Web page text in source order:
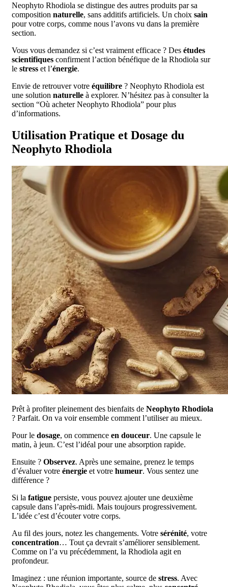
Neophyto Rhodiola se distingue des autres produits par sa
composition naturelle, sans additifs artificiels. Un choix sain
pour votre corps, comme nous l’avons vu dans la première
section.
Vous vous demandez si c’est vraiment efficace ? Des études
scientifiques confirment l’action bénéfique de la Rhodiola sur
le stress et l’énergie.
Envie de retrouver votre équilibre ? Neophyto Rhodiola est
une solution naturelle à explorer. N’hésitez pas à consulter la
section “Où acheter Neophyto Rhodiola” pour plus
d’informations.
Utilisation Pratique et Dosage du
Neophyto Rhodiola
Prêt à profiter pleinement des bienfaits de Neophyto Rhodiola
? Parfait. On va voir ensemble comment l’utiliser au mieux.
Pour le dosage, on commence en douceur. Une capsule le
matin, à jeun. C’est l’idéal pour une absorption rapide.
Ensuite ? Observez. Après une semaine, prenez le temps
d’évaluer votre énergie et votre humeur. Vous sentez une
différence ?
Si la fatigue persiste, vous pouvez ajouter une deuxième
capsule dans l’après-midi. Mais toujours progressivement.
L’idée c’est d’écouter votre corps.
Au fil des jours, notez les changements. Votre sérénité, votre
concentration… Tout ça devrait s’améliorer sensiblement.
Comme on l’a vu précédemment, la Rhodiola agit en
profondeur.
Imaginez : une réunion importante, source de stress. Avec